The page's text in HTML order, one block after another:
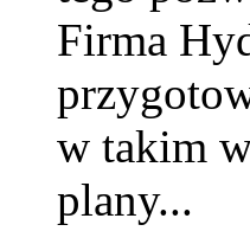
Firma
w takim
plany...